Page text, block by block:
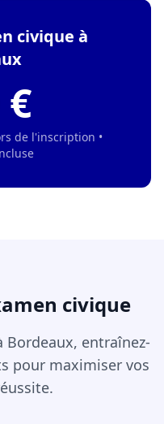
civique à
€
de l'inscription •
civique
Bordeaux, entraînez-
pour maximiser vos